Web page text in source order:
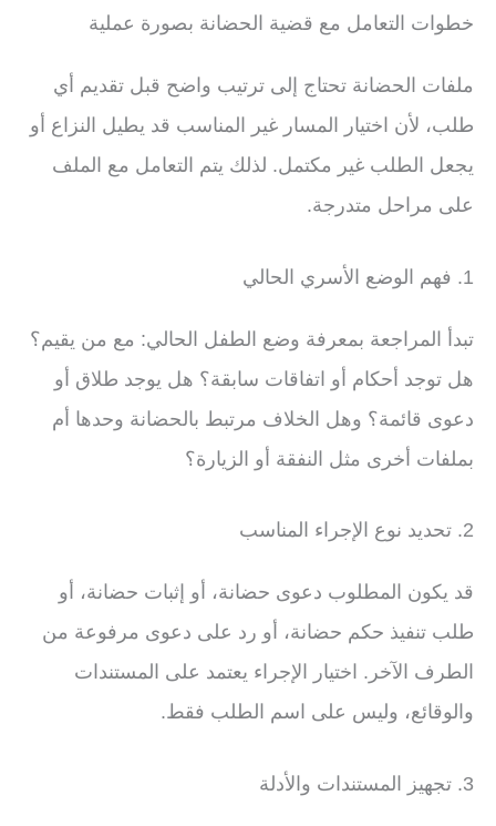
خطوات التعامل مع قضية الحضانة بصورة عملية
ملفات الحضانة تحتاج إلى ترتيب واضح قبل تقديم أي
طلب، لأن اختيار المسار غير المناسب قد يطيل النزاع أو
يجعل الطلب غير مكتمل. لذلك يتم التعامل مع الملف
على مراحل متدرجة.
1. فهم الوضع الأسري الحالي
تبدأ المراجعة بمعرفة وضع الطفل الحالي: مع من يقيم؟
هل توجد أحكام أو اتفاقات سابقة؟ هل يوجد طلاق أو
دعوى قائمة؟ وهل الخلاف مرتبط بالحضانة وحدها أم
بملفات أخرى مثل النفقة أو الزيارة؟
2. تحديد نوع الإجراء المناسب
قد يكون المطلوب دعوى حضانة، أو إثبات حضانة، أو
طلب تنفيذ حكم حضانة، أو رد على دعوى مرفوعة من
الطرف الآخر. اختيار الإجراء يعتمد على المستندات
والوقائع، وليس على اسم الطلب فقط.
3. تجهيز المستندات والأدلة